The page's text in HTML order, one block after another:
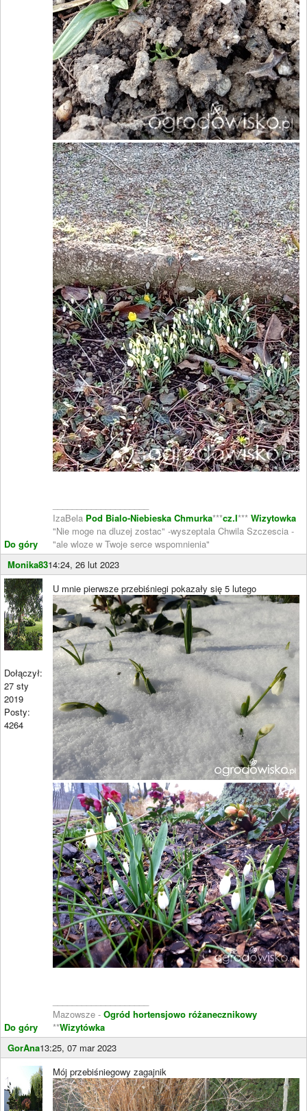
Do góry
IzaBela Pod Bialo-Niebieska Chmurka***cz.I*** Wizytowka
"Nie moge na dluzej zostac" -wyszeptala Chwila Szczescia -
"ale wloze w Twoje serce wspomnienia"
Monika8314:24, 26 lut 2023
Dołączył:
27 sty
2019
Posty:
4264
Do góry
U mnie pierwsze przebiśniegi pokazały się 5 lutego
Mazowsze - Ogród hortensjowo różanecznikowy
**Wizytówka
GorAna13:25, 07 mar 2023
Mój przebiśniegowy zagajnik